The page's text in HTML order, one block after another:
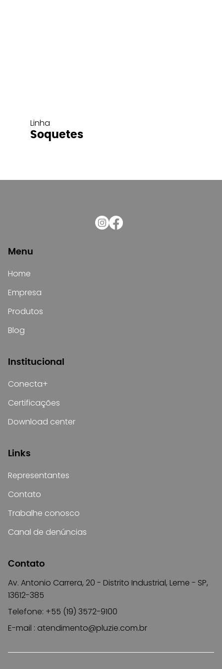
Linha
Soquetes
Menu
Home
Empresa
Produtos
Blog
Institucional
Conecta+
Certificações
Download center
Links
Representantes
Contato
Trabalhe conosco
Canal de denúncias
Contato
Av. Antonio Carrera, 20 - Distrito Industrial, Leme - SP,
13612-385
Telefone: +55 (19) 3572-9100
E-mail : atendimento@pluzie.com.br